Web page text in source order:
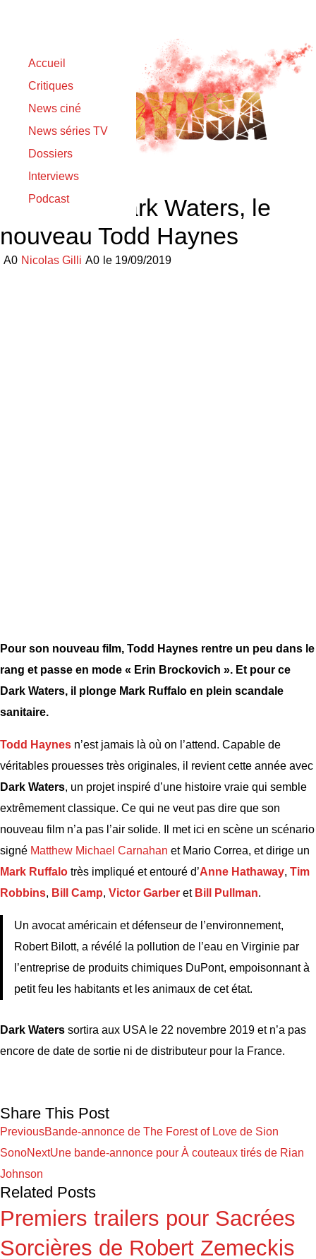
Accueil
Critiques
News ciné
News séries TV
Dossiers
Interviews
Podcast
Trailer de Dark Waters, le
nouveau Todd Haynes
Nicolas Gilli le 19/09/2019
Pour son nouveau film, Todd Haynes rentre un peu dans le
rang et passe en mode « Erin Brockovich ». Et pour ce
Dark Waters, il plonge Mark Ruffalo en plein scandale
sanitaire.
Todd Haynes n’est jamais là où on l’attend. Capable de
véritables prouesses très originales, il revient cette année avec
Dark Waters, un projet inspiré d’une histoire vraie qui semble
extrêmement classique. Ce qui ne veut pas dire que son
nouveau film n’a pas l’air solide. Il met ici en scène un scénario
signé Matthew Michael Carnahan et Mario Correa, et dirige un
Mark Ruffalo très impliqué et entouré d’Anne Hathaway, Tim
Robbins, Bill Camp, Victor Garber et Bill Pullman.
Un avocat américain et défenseur de l’environnement,
Robert Bilott, a révélé la pollution de l’eau en Virginie par
l’entreprise de produits chimiques DuPont, empoisonnant à
petit feu les habitants et les animaux de cet état.
Dark Waters sortira aux USA le 22 novembre 2019 et n’a pas
encore de date de sortie ni de distributeur pour la France.
Share This Post
PreviousBande-annonce de The Forest of Love de Sion
SonoNextUne bande-annonce pour À couteaux tirés de Rian
Johnson
Related Posts
Premiers trailers pour Sacrées
Sorcières de Robert Zemeckis